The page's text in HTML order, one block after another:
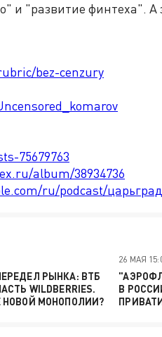
и "развитие финтеха". А
bez-cenzury
75679763
album/38934736
ru/podcast/
РЫНКА: ВТБ
WILDBERRIES.
НОВОЙ МОНОПОЛИИ?
26 МАЯ
В